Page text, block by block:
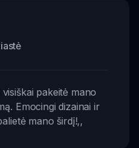
pakeitė mano
Emocingi dizainai ir
mano širdį!,,